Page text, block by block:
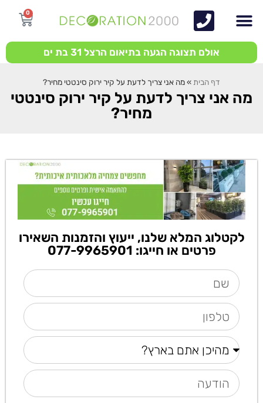
0
אולם תצוגה הגעה בתיאום הרצל 31 בת ים
דף הבית »מה אני צריך לדעת על קיר ירוק סינטטי מחיר?
מה אני צריך לדעת על קיר ירוק סינטטי
מחיר?
לקטלוג המלא שלנו, ייעוץ והזמנות השאירו
פרטים או חייגו: 077-9965901